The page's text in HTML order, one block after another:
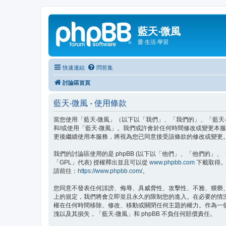
藍天‧微風
愛‧生活‧學習
快速連結 問答集
討論區首頁
藍天‧微風 - 使用條款
當您使用「藍天‧微風」（以下以「我們」、「我們的」、「藍
和/或使用「藍天‧微風」。我們或許會於任何時間修改或變更本
更後繼續使用本服務，將視為您已同意接受該條款的修改或變更。
我們的討論區使用的是 phpBB (以下以「他們」、「他們的」
「GPL」代表) 授權釋出並且可以從 www.phpbb.com 下載取得
請前往： https://www.phpbb.com/。
您同意不發表任何誹謗、侮辱、具威脅性、攻擊性、不雅、猥
上的規定，我們將會立即並且永久的限制您的進入。在必要的
權在任何時間移除、修改、移動或關閉任何主題的權力。作為
洩以及其損失，「藍天‧微風」和 phpBB 不負任何賠償責任。